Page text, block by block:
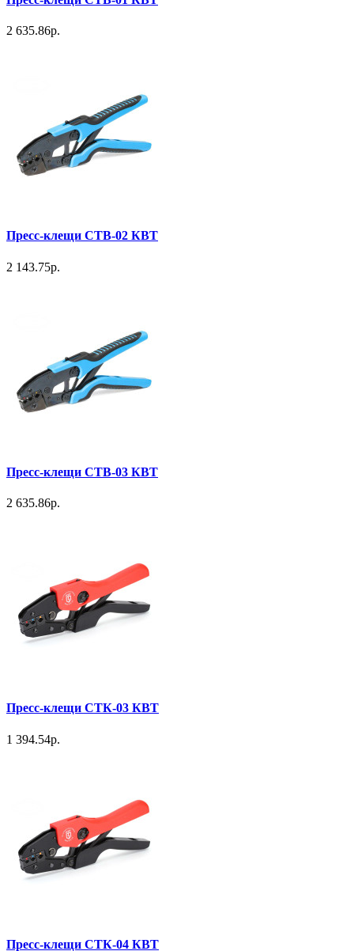
2 635.86р.
Пресс-клещи СТВ-02 КВТ
2 143.75р.
Пресс-клещи СТВ-03 КВТ
2 635.86р.
Пресс-клещи СТК-03 КВТ
1 394.54р.
Пресс-клещи СТК-04 КВТ